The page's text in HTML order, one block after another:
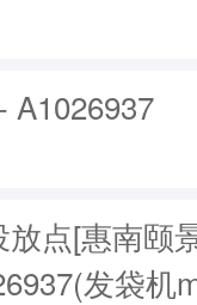
A1026937
点[惠南颐
发袋机